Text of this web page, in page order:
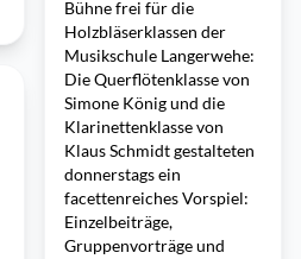
Bühne frei für die
Holzbläserklassen der
Musikschule Langerwehe:
Die Querflötenklasse von
Simone König und die
Klarinettenklasse von
Klaus Schmidt gestalteten
donnerstags ein
facettenreiches Vorspiel:
Einzelbeiträge,
Gruppenvorträge und